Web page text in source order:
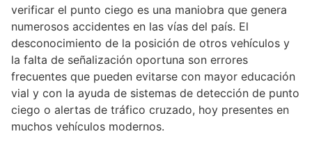
verificar el punto ciego es una maniobra que genera
numerosos accidentes en las vías del país. El
desconocimiento de la posición de otros vehículos y
la falta de señalización oportuna son errores
frecuentes que pueden evitarse con mayor educación
vial y con la ayuda de sistemas de detección de punto
ciego o alertas de tráfico cruzado, hoy presentes en
muchos vehículos modernos.